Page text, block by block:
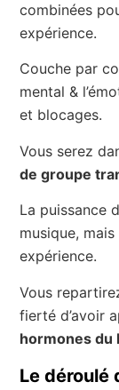
combinées
expérience.
Couche par
mental &
et blocages.
Vous serez
de groupe
La puissance
musique,
expérience.
Vous
fierté d’avoir
hormones du
Le déroulé